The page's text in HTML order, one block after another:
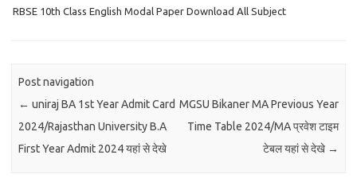
RBSE 10th Class English Modal Paper Download All Subject
Post navigation
← uniraj BA 1st Year Admit Card
2024/Rajasthan University B.A
First Year Admit 2024 यहां से देखे
MGSU Bikaner MA Previous Year
Time Table 2024/MA प्रवेश टाइम
टेबल यहां से देखे →